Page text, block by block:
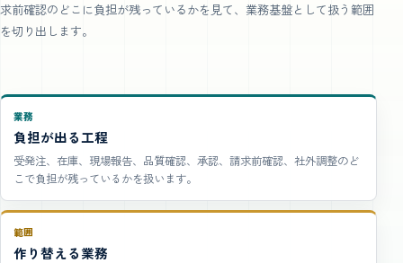
求前確認のどこに負担が残っているかを見て、業務基盤として扱う範囲
を切り出します。
業務
負担が出る工程
受発注、在庫、現場報告、品質確認、承認、請求前確認、社外調整のど
こで負担が残っているかを扱います。
範囲
作り替える業務